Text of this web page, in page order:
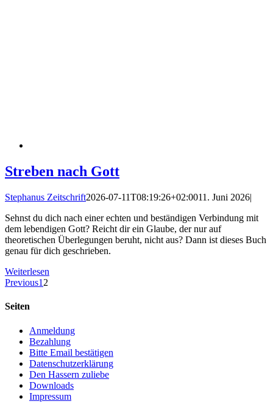
Streben nach Gott
Stephanus Zeitschrift2026-07-11T08:19:26+02:0011. Juni 2026|
Sehnst du dich nach einer echten und beständigen Verbindung mit
dem lebendigen Gott? Reicht dir ein Glaube, der nur auf
theoretischen Überlegungen beruht, nicht aus? Dann ist dieses Buch
genau für dich geschrieben.
Weiterlesen
Previous1 2
Seiten
Anmeldung
Bezahlung
Bitte Email bestätigen
Datenschutzerklärung
Den Hassern zuliebe
Downloads
Impressum